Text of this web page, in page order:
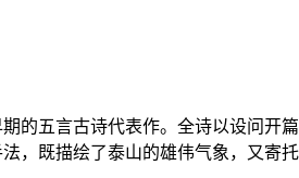
期的五言古诗代表作。全诗以设问
，既描绘了泰山的雄伟气象，又寄